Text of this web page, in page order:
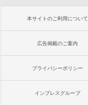
本サイトのご利用について
広告掲載のご案内
プライバシーポリシー
インプレスグループ